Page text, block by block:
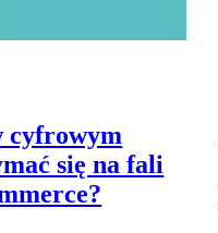
cyfrowym
się na fali